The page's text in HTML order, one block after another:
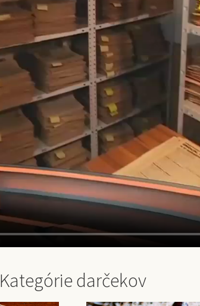
Kategórie darčekov